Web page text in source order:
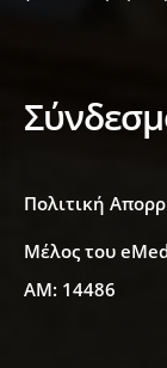
Πολιτική
Μέλος του
ΑΜ: 14486